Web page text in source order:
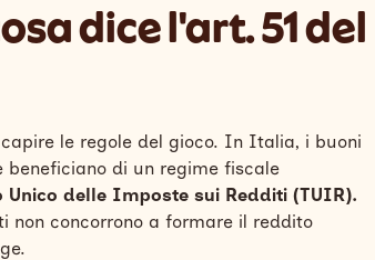
dice l'art. 51 del
le regole del gioco. In Italia, i buoni
di un regime fiscale
Unico delle Imposte sui Redditi (TUIR).
non concorrono a formare il reddito